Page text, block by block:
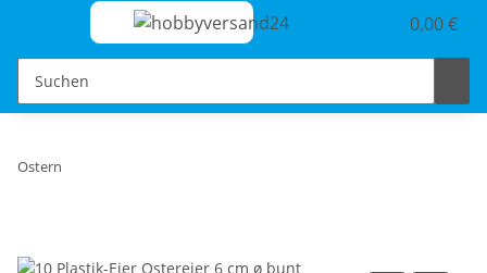
0,00 €
Ostern